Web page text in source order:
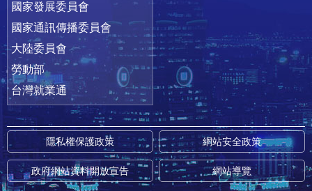
國家發展委員會
國家通訊傳播委員會
大陸委員會
勞動部
台灣就業通
隱私權保護政策 網站安全政策
政府網站資料開放宣告 網站導覽